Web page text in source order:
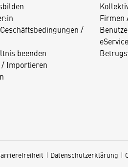
/
beenden
Importieren
Firmen
Datenschutzerklärung